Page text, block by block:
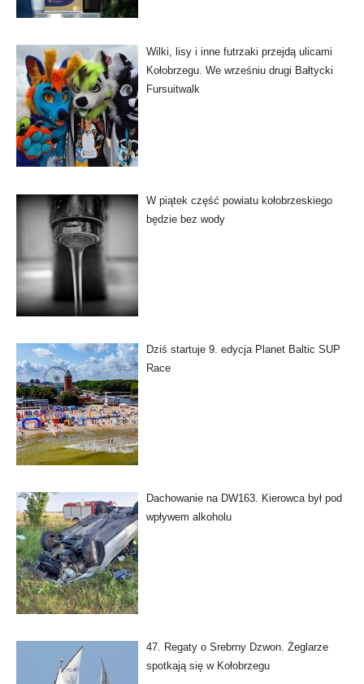
Wilki, lisy i inne futrzaki przejdą ulicami
Kołobrzegu. We wrześniu drugi Bałtycki
Fursuitwalk
W piątek część powiatu kołobrzeskiego
będzie bez wody
Dziś startuje 9. edycja Planet Baltic SUP
Race
Dachowanie na DW163. Kierowca był pod
wpływem alkoholu
47. Regaty o Srebrny Dzwon. Żeglarze
spotkają się w Kołobrzegu